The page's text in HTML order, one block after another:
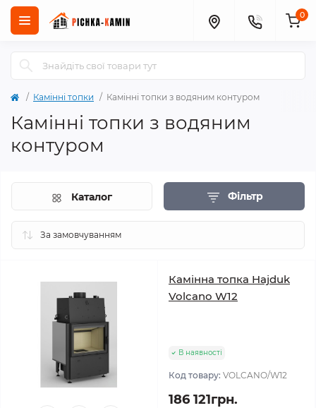
0
Камінні топки Камінні топки з водяним контуром
Камінні топки з водяним
контуром
Фільтр
Каталог
Камінна топка Hajduk
Volcano W12
В наявності
Код товару: VOLCANO/W12
186 121грн.